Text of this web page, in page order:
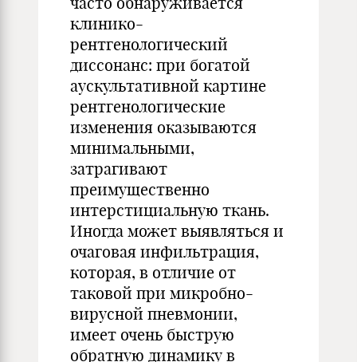
клинико-
рентгенологический
диссонанс: при богатой
аускультативной картине
рентгенологические
изменения оказываются
минимальными,
затрагивают
преимущественно
интерстициальную ткань.
Иногда может выявляться и
очаговая инфильтрация,
которая, в отличие от
таковой при микробно-
вирусной пневмонии,
имеет очень быструю
обратную динамику в